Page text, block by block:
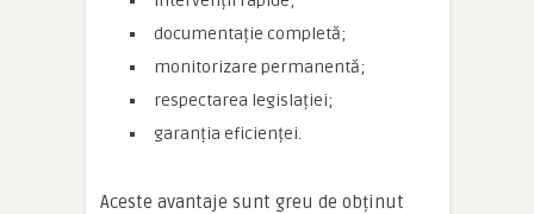
documentație completă;
monitorizare permanentă;
respectarea legislației;
garanția eficienței.
Aceste avantaje sunt greu de obținut